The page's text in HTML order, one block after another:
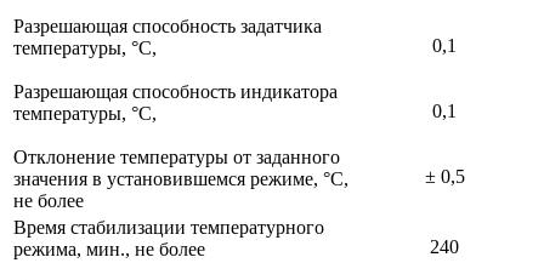
Разрешающая способность задатчика
температуры, °С,
0,1
Разрешающая способность индикатора
температуры, °С,
0,1
Отклонение температуры от заданного
значения в установившемся режиме, °С,
не более
± 0,5
Время стабилизации температурного
режима, мин., не более
240